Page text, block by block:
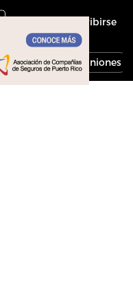
Inscribirse
Economía Opiniones